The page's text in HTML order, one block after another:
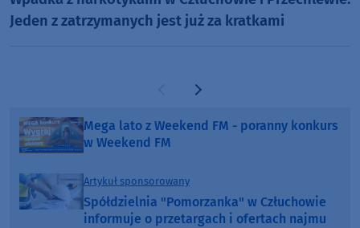
Jeden z zatrzymanych jest już za kratkami
Poprzednia strona
Następna strona
Mega lato z Weekend FM - poranny konkurs
w Weekend FM
Artykuł sponsorowany
Spółdzielnia "Pomorzanka" w Człuchowie
informuje o przetargach i ofertach najmu